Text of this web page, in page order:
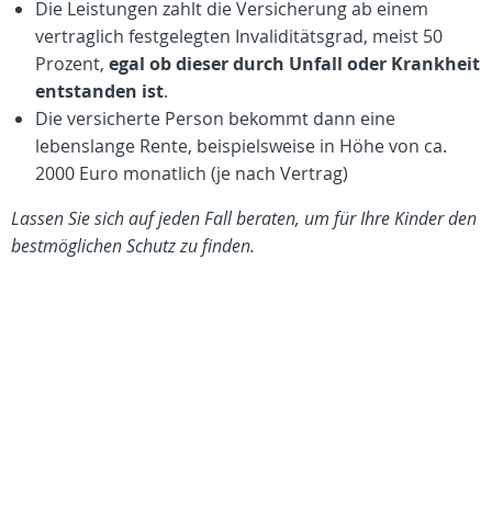
Die Leistungen zahlt die Versicherung ab einem
vertraglich festgelegten Invaliditätsgrad, meist 50
Prozent, egal ob dieser durch Unfall oder Krankheit
entstanden ist.
Die versicherte Person bekommt dann eine
lebenslange Rente, beispielsweise in Höhe von ca.
2000 Euro monatlich (je nach Vertrag)
Lassen Sie sich auf jeden Fall beraten, um für Ihre Kinder den
bestmöglichen Schutz zu finden.